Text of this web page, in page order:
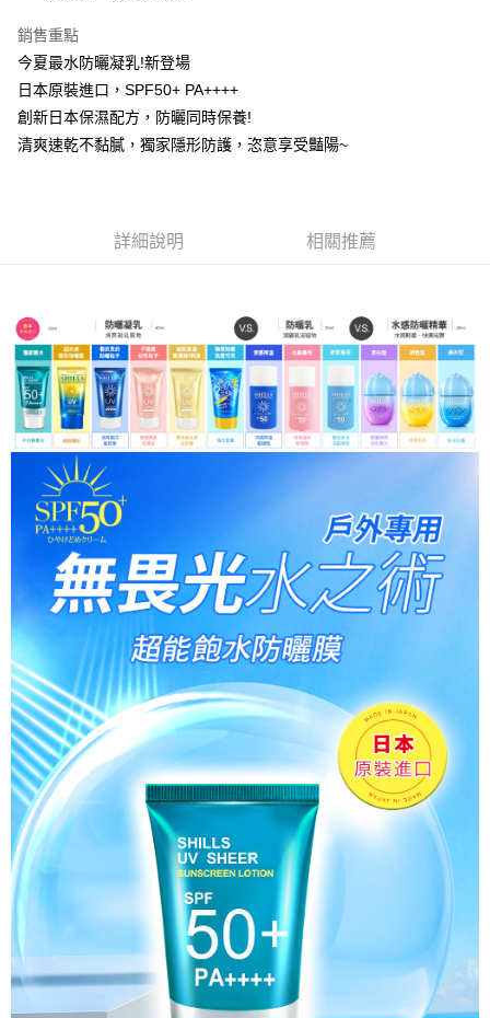
街口支付
悠遊付
ATM付款
7-11取貨付款
每筆NT$85，滿NT$499(含以上)免運費
付款後7-11取貨
每筆NT$85，滿NT$499(含以上)免運費
每筆NT$85，滿NT$499(含以上)免運費
國家/地區配送 查看運費
銷售重點
今夏最水防曬凝乳!新登場
日本原裝進口，SPF50+ PA++++
創新日本保濕配方，防曬同時保養!
清爽速乾不黏膩，獨家隱形防護，恣意享受豔陽~
詳細說明 相關推薦